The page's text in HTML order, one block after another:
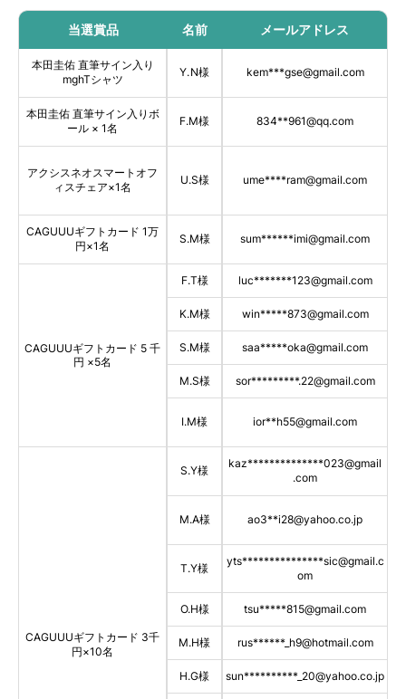
当選賞品 名前 メールアドレス
本田圭佑 直筆サイン入り
mghTシャツ
Y. N様 kem***gse@gmail.com
本田圭佑 直筆サイン入りボ
ール × 1名
F.M様 834**961@qq.com
アクシスネオスマートオフ
ィスチェア×1名
U.S様 ume****ram@gmail.com
CAGUUUギフトカード 1万
円×1名
S.M様 sum******imi@gmail.com
CAGUUUギフトカード 5 千
円 ×5名
F.T様 luc*******123@gmail.com
K.M様 win*****873@gmail.com
S.M様 saa*****oka@gmail.com
M.S様 sor*********.22@gmail.com
I.M様 ior**h55@gmail.com
CAGUUUギフトカード 3千
円×10名
S.Y様
kaz**************023@gmail
.com
M.A様 ao3**i28@yahoo.co.jp
T.Y様
yts***************sic@gmail.c
om
O.H様 tsu*****815@gmail.com
M.H様 rus******_h9@hotmail.com
H.G様 sun**********_20@yahoo.co.jp